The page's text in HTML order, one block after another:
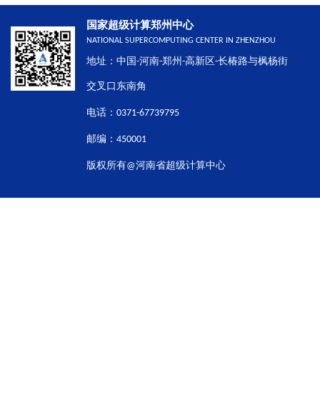
国家超级计算郑州中心
NATIONAL SUPERCOMPUTING CENTER IN ZHENZHOU
地址：中国-河南-郑州-高新区-长椿路与枫杨街
交叉口东南角
电话：0371-67739795
邮编：450001
版权所有@河南省超级计算中心